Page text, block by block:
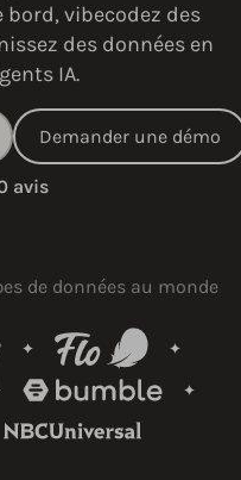
vibecodez des
des données en
IA.
Demander une démo
avis
de données au monde